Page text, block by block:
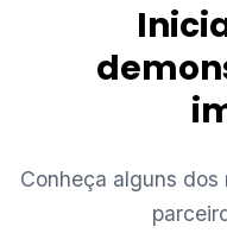
Conheça alguns